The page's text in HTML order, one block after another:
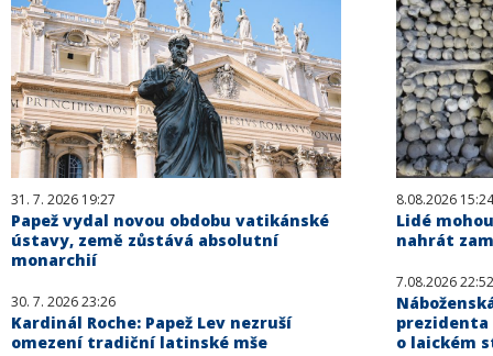
31. 7. 2026 19:27
Papež vydal novou obdobu vatikánské
ústavy, země zůstává absolutní
monarchií
30. 7. 2026 23:26
Kardinál Roche: Papež Lev nezruší
omezení tradiční latinské mše
8.08.2026 15:24
Lidé
nahrát
7.08.2026 22:52
prezidenta
o laickém